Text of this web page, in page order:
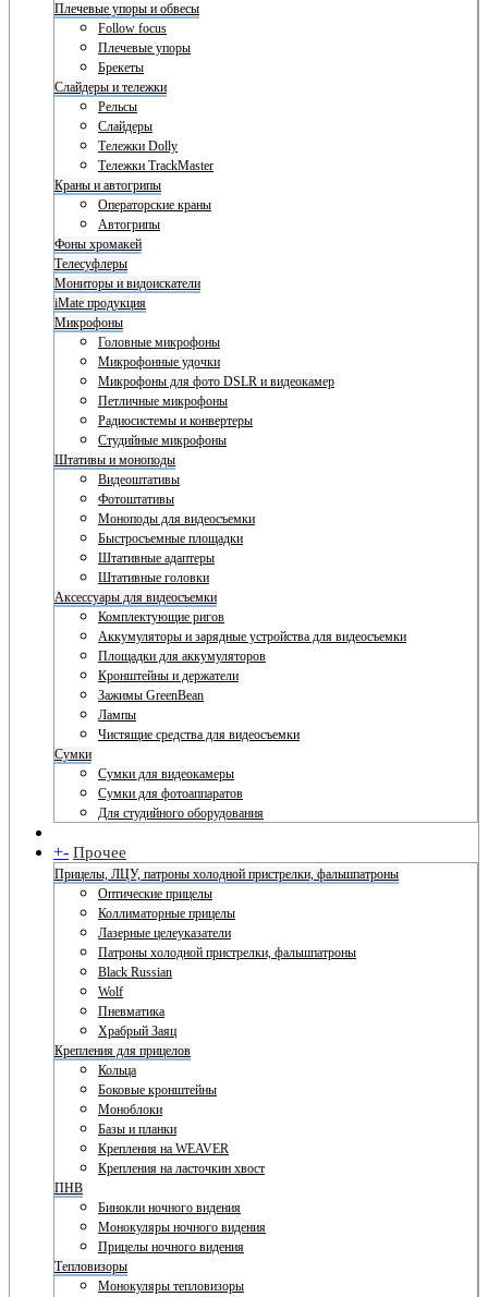
Плечевые упоры и обвесы
Follow focus
Плечевые упоры
Брекеты
Слайдеры и тележки
Рельсы
Слайдеры
Тележки Dolly
Тележки TrackMaster
Краны и автогрипы
Операторские краны
Автогрипы
Фоны хромакей
Телесуфлеры
Мониторы и видоискатели
iMate продукция
Микрофоны
Головные микрофоны
Микрофонные удочки
Микрофоны для фото DSLR и видеокамер
Петличные микрофоны
Радиосистемы и конвертеры
Студийные микрофоны
Штативы и моноподы
Видеоштативы
Фотоштативы
Моноподы для видеосъемки
Быстросъемные площадки
Штативные адаптеры
Штативные головки
Аксессуары для видеосъемки
Комплектующие ригов
Аккумуляторы и зарядные устройства для видеосъемки
Площадки для аккумуляторов
Кронштейны и держатели
Зажимы GreenBean
Лампы
Чистящие средства для видеосъемки
Сумки
Сумки для видеокамеры
Сумки для фотоаппаратов
Для студийного оборудования
+- Прочее
Прицелы, ЛЦУ, патроны холодной пристрелки, фальшпатроны
Оптические прицелы
Коллиматорные прицелы
Лазерные целеуказатели
Патроны холодной пристрелки, фальшпатроны
Black Russian
Wolf
Пневматика
Храбрый Заяц
Крепления для прицелов
Кольца
Боковые кронштейны
Моноблоки
Базы и планки
Крепления на WEAVER
Крепления на ласточкин хвост
ПНВ
Бинокли ночного видения
Монокуляры ночного видения
Прицелы ночного видения
Тепловизоры
Монокуляры тепловизоры